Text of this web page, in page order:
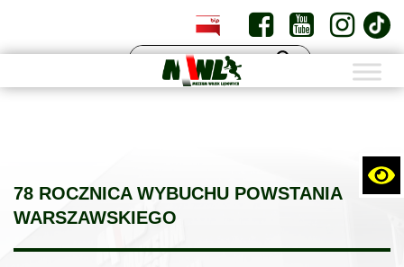
PL EN
78 ROCZNICA WYBUCHU POWSTANIA
WARSZAWSKIEGO